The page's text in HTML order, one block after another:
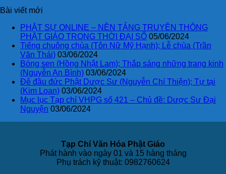
Bài viết mới
PHẬT SỰ ONLINE – NỀN TẢNG TRUYỀN THÔNG
PHẬT GIÁO TRONG THỜI ĐẠI SỐ 05/06/2024
Tiếng chuông chùa (Tôn Nữ Mỹ Hạnh); Lễ chùa (Trần
Văn Thái) 03/06/2024
Bóng sen (Hồng Nhật Lam); Thắp sáng những trang kinh
(Nguyễn An Bình) 03/06/2024
Đê đầu đức Phật Dược Sư (Nguyễn Chí Thiện); Tự tại
(Kim Loan) 03/06/2024
Mục lục Tạp chí VHPG số 421 – Chủ đề: Dược Sư Đại
Nguyện 03/06/2024
Tạp Chí Văn Hóa Phật Giáo
Phát hành vào ngày 01 và 15 hàng tháng
Phụ trách kỹ thuật: 0982760624